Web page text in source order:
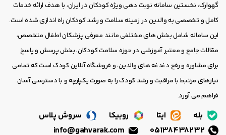
گهوارک، نخستین سامانه نوبت دهی ویژه کودکان در ایران، با هدف ارائه خدمات
کامل و تخصصی به والدین در زمینه سلامت و رشد کودکان راه اندازی شده است.
این سامانه شامل بخش های مختلفی مانند معرفی پزشکان اطفال متخصص،
مقالات جامع و معتبر آموزشی در حوزه سلامت کودکان، بخش پرسش و پاسخ
برای مشاوره و رفع دغدغه های والدین، و فروشگاه آنلاین کودک است که تمامی
نیازهای مرتبط با مراقبت و رشد کودک را به صورت یکپارچه و با دسترسی آسان
فراهم می آورد.
بله ایتا روبیکا
سروش پلاس